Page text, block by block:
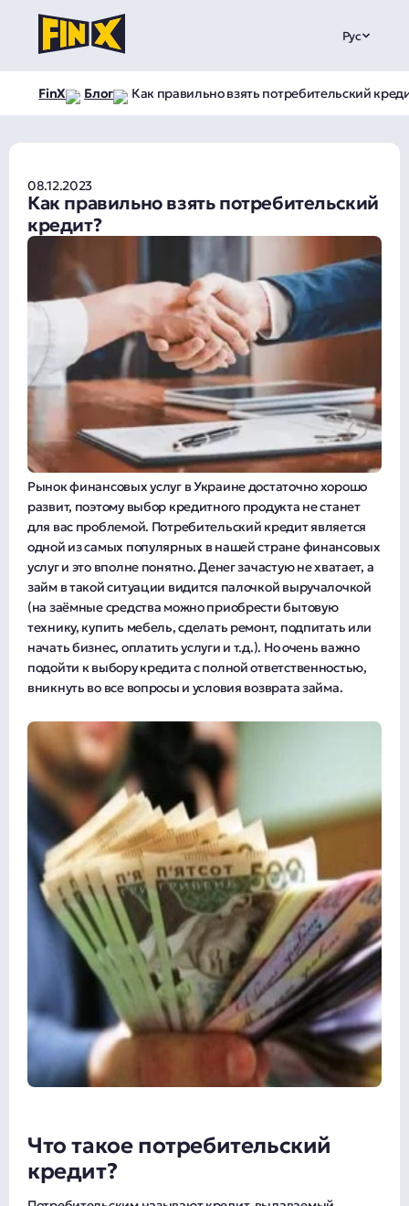
Рус
FinX Блог Как правильно взять потребительский
08.12.2023
Как правильно взять потребительский
кредит?
Рынок финансовых услуг в Украине достаточно хорошо
развит, поэтому выбор кредитного продукта не станет
для вас проблемой. Потребительский кредит является
одной из самых популярных в нашей стране финансовых
услуг и это вполне понятно. Денег зачастую не хватает, а
займ в такой ситуации видится палочкой выручалочкой
(на заёмные средства можно приобрести бытовую
технику, купить мебель, сделать ремонт, подпитать или
начать бизнес, оплатить услуги и т.д.). Но очень важно
подойти к выбору кредита с полной ответственностью,
вникнуть во все вопросы и условия возврата займа.
Что такое потребительский
кредит?